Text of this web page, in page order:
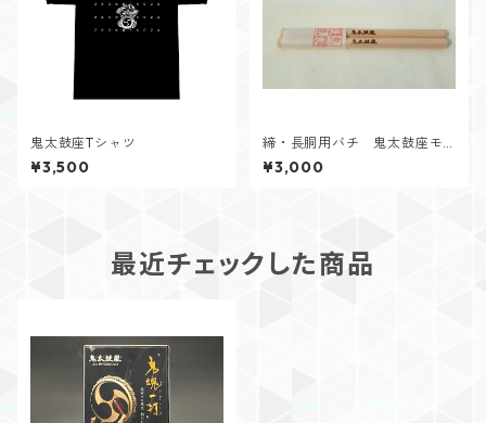
鬼太鼓座Tシャツ
¥3,500
締・長胴用バチ 鬼太鼓座モ
デル
¥3,000
最近チェックした商品